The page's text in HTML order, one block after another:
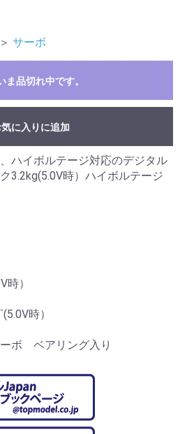
＞ サーボ
ま品切れ中です。
気に入りに追加
ハイボルテージ対応のデジタル
3.2kg(5.0V時）ハイボルテージ
）
時）
ボ ベアリング入り